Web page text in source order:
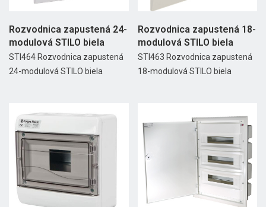
Rozvodnica zapustená 24-
modulová STILO biela
STI464 Rozvodnica zapustená
24-modulová STILO biela
Rozvodnica zapustená 18-
modulová STILO biela
STI463 Rozvodnica zapustená
18-modulová STILO biela